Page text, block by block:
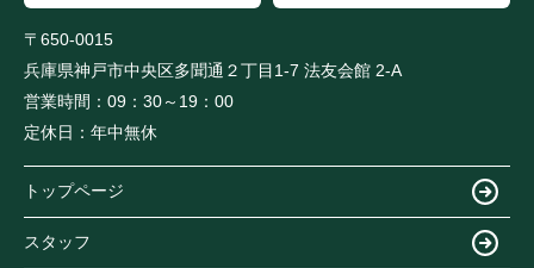
〒650-0015
兵庫県神戸市中央区多聞通２丁目1-7 法友会館 2-A
営業時間： 09：30～19：00
定休日： 年中無休
トップページ
スタッフ